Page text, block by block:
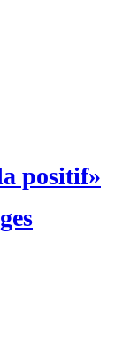
positif»